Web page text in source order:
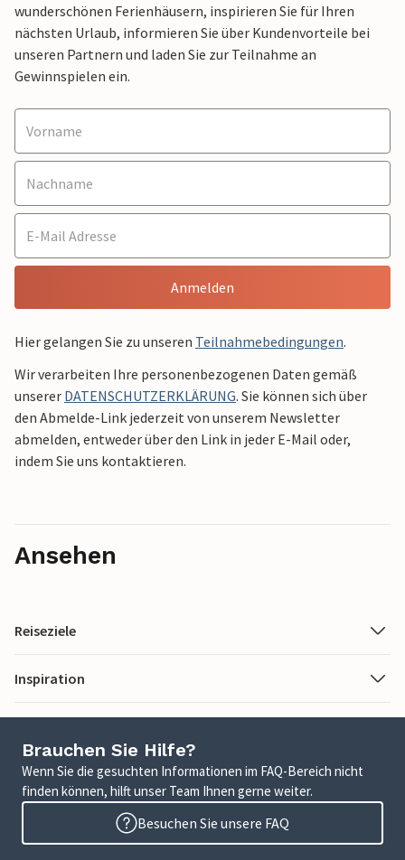
wunderschönen Ferienhäusern, inspirieren Sie für Ihren
nächsten Urlaub, informieren Sie über Kundenvorteile bei
unseren Partnern und laden Sie zur Teilnahme an
Gewinnspielen ein.
Anmelden
Hier gelangen Sie zu unseren Teilnahmebedingungen.
Wir verarbeiten Ihre personenbezogenen Daten gemäß
unserer DATENSCHUTZERKLÄRUNG. Sie können sich über
den Abmelde-Link jederzeit von unserem Newsletter
abmelden, entweder über den Link in jeder E-Mail oder,
indem Sie uns kontaktieren.
Ansehen
Reiseziele
Inspiration
Brauchen Sie Hilfe?
Wenn Sie die gesuchten Informationen im FAQ-Bereich nicht
finden können, hilft unser Team Ihnen gerne weiter.
Besuchen Sie unsere FAQ